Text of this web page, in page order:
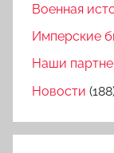
Военная
Имперские
Наши
Новости